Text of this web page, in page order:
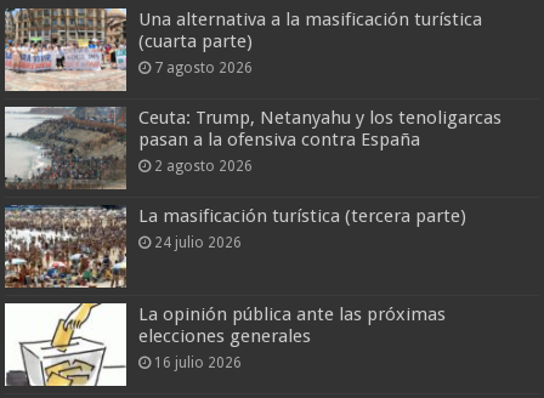
Una alternativa a la masificación turística
(cuarta parte)
7 agosto 2026
Ceuta: Trump, Netanyahu y los tenoligarcas
pasan a la ofensiva contra España
2 agosto 2026
La masificación turística (tercera parte)
24 julio 2026
La opinión pública ante las próximas
elecciones generales
16 julio 2026